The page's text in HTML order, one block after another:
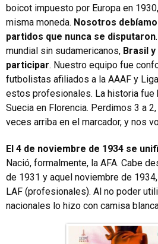
boicot impuesto por Europa en
misma moneda. Nosotros
partidos que nunca se disputaron
mundial sin sudamericanos, Brasil
participar. Nuestro equipo fue
futbolistas afiliados a la AAAF y
estos profesionales. La historia fue
Suecia en Florencia. Perdimos 3 a
veces arriba en el marcador, y nos
El 4 de noviembre de 1934 se
Nació, formalmente, la AFA. Cabe
de 1931 y aquel noviembre de
LAF (profesionales). Al no poder
nacionales lo hizo con camisa